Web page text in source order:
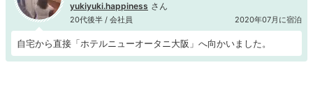
yukiyuki.happiness
20代後半 / 会社員 2020年07月に宿泊
自宅から直接「ホテルニューオータニ大阪」へ向かいました。